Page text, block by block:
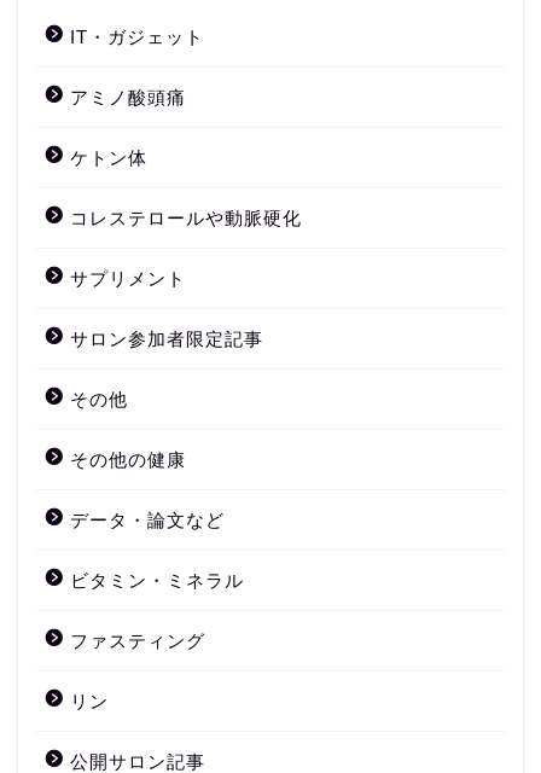
IT・ガジェット
アミノ酸頭痛
ケトン体
コレステロールや動脈硬化
サプリメント
サロン参加者限定記事
その他
その他の健康
データ・論文など
ビタミン・ミネラル
ファスティング
リン
公開サロン記事